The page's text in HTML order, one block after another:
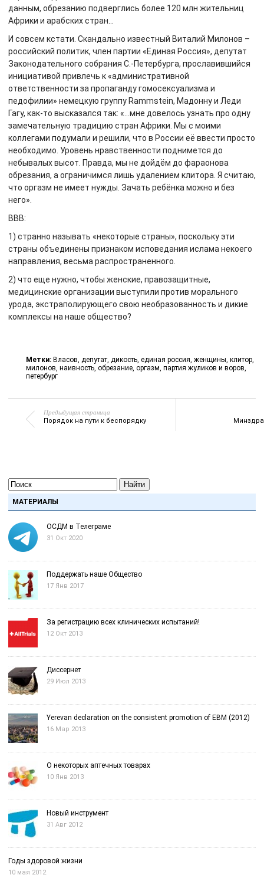
данным, обрезанию подверглись более 120 млн жительниц
Африки и арабских стран…
И совсем кстати. Скандально известный Виталий Милонов –
российский политик, член партии «Единая Россия», депутат
Законодательного собрания С.-Петербурга, прославившийся
инициативой привлечь к «административной
ответственности за пропаганду гомосексуализма и
педофилии» немецкую группу Rammstein, Мадонну и Леди
Гагу, как-то высказался так: «…мне довелось узнать про одну
замечательную традицию стран Африки. Мы с моими
коллегами подумали и решили, что в России её ввести просто
необходимо. Уровень нравственности поднимется до
небывалых высот. Правда, мы не дойдём до фараонова
обрезания, а ограничимся лишь удалением клитора. Я считаю,
что оргазм не имеет нужды. Зачать ребёнка можно и без
него».
ВВВ:
1) странно называть «некоторые страны», поскольку эти
страны объединены признаком исповедания ислама некоего
направления, весьма распространенного.
2) что еще нужно, чтобы женские, правозащитные,
медицинские организации выступили против морального
урода, экстраполирующего свою необразованность и дикие
комплексы на наше общество?
Метки: Власов, депутат, дикость, единая россия, женщины, клитор,
милонов, наивность, обрезание, оргазм, партия жуликов и воров,
петербург
Предыдущая страница
Порядок на пути к беспорядку
Найти
МАТЕРИАЛЫ
ОСДМ в Телеграме
31 Окт 2020
Поддержать наше Общество
17 Янв 2017
За регистрацию всех клинических испытаний!
12 Окт 2013
Диссернет
29 Июл 2013
Yerevan declaration on the consistent promotion of EBM (2012)
16 Мар 2013
О некоторых аптечных товарах
10 Янв 2013
Новый инструмент
31 Авг 2012
Годы здоровой жизни
10 мая 2012